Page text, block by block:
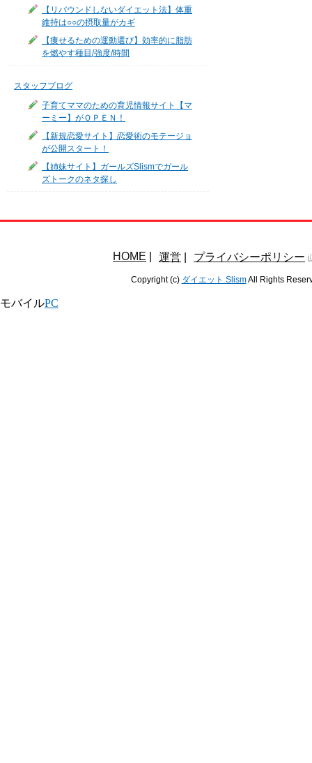
【リバウンドしないダイエット法】体重
維持は○○の摂取量がカギ
【痩せるための運動選び】効率的に脂肪
を燃やす種目/強度/時間
スタッフブログ
子育てママのための育児情報サイト【マ
ーミー】がＯＰＥＮ！
【新規恋愛サイト】恋愛術のモテージョ
が公開スタート！
【姉妹サイト】ガールズSlismでガール
ズトークのネタ探し
HOME 運営 プライバシーポリシー
Copyright (c) ダイエット SlismAll Rights
モバイルPC